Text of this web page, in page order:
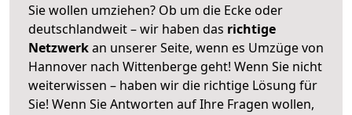
Sie wollen umziehen? Ob um die Ecke oder
deutschlandweit – wir haben das richtige
Netzwerkan unserer Seite, wenn es Umzüge von
Hannover nach Wittenberge geht! Wenn Sie nicht
weiterwissen – haben wir die richtige Lösung für
Sie! Wenn Sie Antworten auf Ihre Fragen wollen,